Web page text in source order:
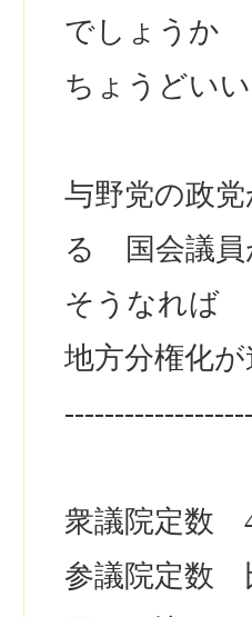
でしょうか
ちょうどい
与野党の政
る 国会議員
そうなれば
地方分権化
衆議院定数
参議院定数